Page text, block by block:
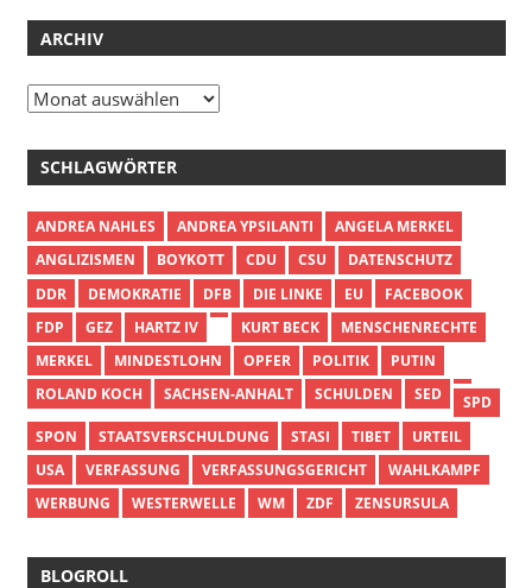
ARCHIV
Archiv
SCHLAGWÖRTER
ANDREA NAHLES ANDREA YPSILANTI
ANGELA MERKEL
ANGLIZISMEN
BOYKOTT CDU CSU
DATENSCHUTZ
DDR
DEMOKRATIE DFB DIE LINKE EU
FACEBOOK
FDP
GEZ HARTZ IV KURT BECK
MENSCHENRECHTE
MERKEL
MINDESTLOHN OPFER POLITIK
PUTIN
ROLAND KOCH
SACHSEN-ANHALT SCHULDEN SED
SPD
SPON
STAATSVERSCHULDUNG STASI TIBET
URTEIL
USA
VERFASSUNG VERFASSUNGSGERICHT
WAHLKAMPF
WERBUNG
WESTERWELLE WM ZDF ZENSURSULA
BLOGROLL